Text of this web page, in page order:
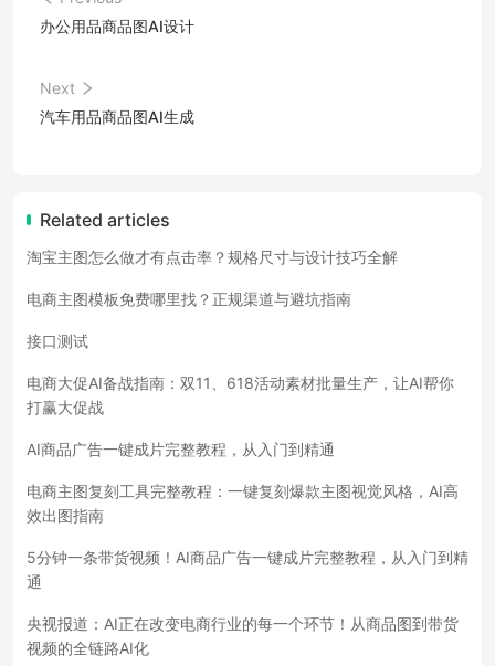
办公用品商品图AI设计
Next
汽车用品商品图AI生成
Related articles
淘宝主图怎么做才有点击率？规格尺寸与设计技巧全解
电商主图模板免费哪里找？正规渠道与避坑指南
接口测试
电商大促AI备战指南：双11、618活动素材批量生产，让AI帮你
打赢大促战
AI商品广告一键成片完整教程，从入门到精通
电商主图复刻工具完整教程：一键复刻爆款主图视觉风格，AI高
效出图指南
5分钟一条带货视频！AI商品广告一键成片完整教程，从入门到精
通
央视报道：AI正在改变电商行业的每一个环节！从商品图到带货
视频的全链路AI化